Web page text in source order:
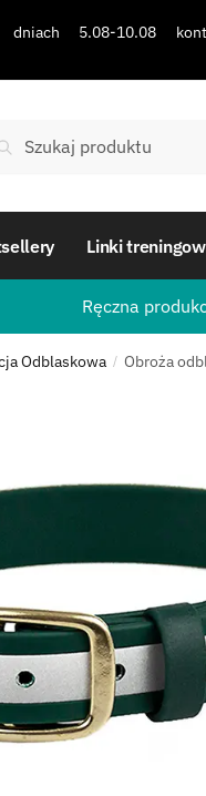
dniach 5.08-10.08
Szukaj
Linki
Ręczna
Odblaskowa / Obroża